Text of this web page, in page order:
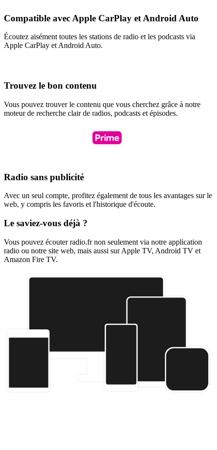
Compatible avec Apple CarPlay et Android Auto
Écoutez aisément toutes les stations de radio et les podcasts via
Apple CarPlay et Android Auto.
Trouvez le bon contenu
Vous pouvez trouver le contenu que vous cherchez grâce à notre
moteur de recherche clair de radios, podcasts et épisodes.
Radio sans publicité
Avec un seul compte, profitez également de tous les avantages sur le
web, y compris les favoris et l'historique d'écoute.
Le saviez-vous déjà ?
Vous pouvez écouter radio.fr non seulement via notre application
radio ou notre site web, mais aussi sur Apple TV, Android TV et
Amazon Fire TV.